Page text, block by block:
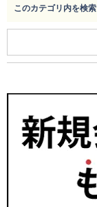
このカテゴリ内を検索